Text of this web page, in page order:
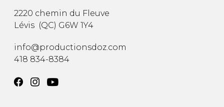
2220 chemin du Fleuve
Lévis (QC) G6W 1Y4
info@productionsdoz.com
418 834-8384